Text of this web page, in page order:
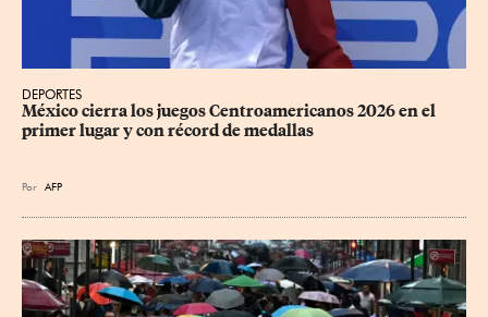
DEPORTES
México cierra los juegos Centroamericanos 2026 en el
primer lugar y con récord de medallas
Por AFP